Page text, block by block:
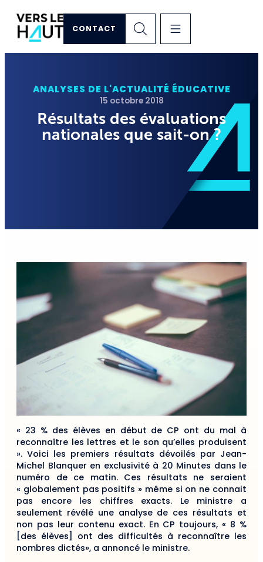
CONTACT
ANALYSES DE L'ACTUALITÉ ÉDUCATIVE
15 octobre 2018
Résultats des évaluations
nationales que sait-on ?
« 23 % des élèves en début de CP ont du mal à
reconnaître les lettres et le son qu’elles produisent
». Voici les premiers résultats dévoilés par Jean-
Michel Blanquer en exclusivité à 20 Minutes dans le
numéro de ce matin. Ces résultats ne seraient
« globalement pas positifs » même si on ne connait
pas encore les chiffres exacts. Le ministre a
seulement révélé une analyse de ces résultats et
non pas leur contenu exact. En CP toujours, « 8 %
[des élèves] ont des difficultés à reconnaître les
nombres dictés», a annoncé le ministre.